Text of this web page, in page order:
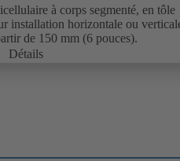
à corps segmenté, en tôle
installation horizontale ou
de 150 mm (6 pouces).
Détails